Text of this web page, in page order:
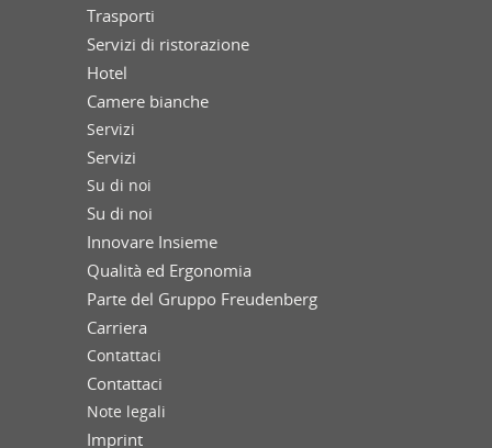
Trasporti
Servizi di ristorazione
Hotel
Camere bianche
Servizi
Servizi
Su di noi
Su di noi
Innovare Insieme
Qualità ed Ergonomia
Parte del Gruppo Freudenberg
Carriera
Contattaci
Contattaci
Note legali
Imprint